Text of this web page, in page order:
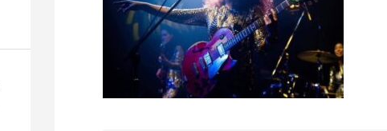
Hip Hop ～ Over The Crossov...